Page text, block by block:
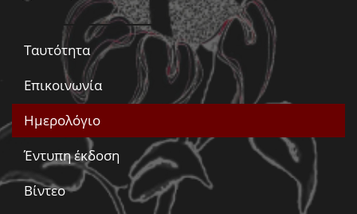
Ταυτότητα
Επικοινωνία
Ημερολόγιο
Έντυπη έκδοση
Βίντεο